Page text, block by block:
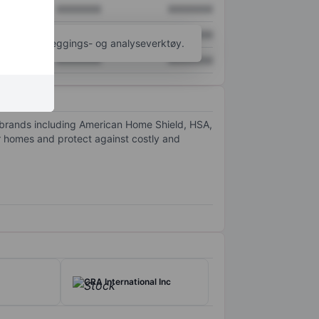
XXXXXXX XXXXXXX
flere kartleggings- og analyseverktøy.
including American Home Shield, HSA,
and protect against costly and
CRA International Inc